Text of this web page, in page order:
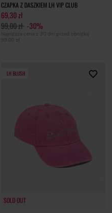
CZAPKA Z DASZKIEM LH VIP CLUB
69,30 zł
99,00 zł -30%
Najniższa cena z 30 dni przed obniżką
99,00 zł
LH BLUSH
SOLD OUT
SOLD OUT